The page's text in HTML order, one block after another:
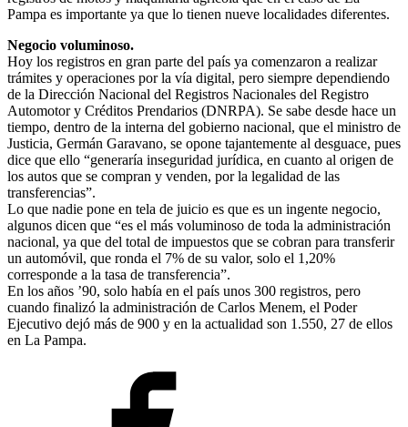
Pampa es importante ya que lo tienen nueve localidades diferentes.
Negocio voluminoso.
Hoy los registros en gran parte del país ya comenzaron a realizar
trámites y operaciones por la vía digital, pero siempre dependiendo
de la Dirección Nacional del Registros Nacionales del Registro
Automotor y Créditos Prendarios (DNRPA). Se sabe desde hace un
tiempo, dentro de la interna del gobierno nacional, que el ministro de
Justicia, Germán Garavano, se opone tajantemente al desguace, pues
dice que ello “generaría inseguridad jurídica, en cuanto al origen de
los autos que se compran y venden, por la legalidad de las
transferencias”.
Lo que nadie pone en tela de juicio es que es un ingente negocio,
algunos dicen que “es el más voluminoso de toda la administración
nacional, ya que del total de impuestos que se cobran para transferir
un automóvil, que ronda el 7% de su valor, solo el 1,20%
corresponde a la tasa de transferencia”.
En los años ’90, solo había en el país unos 300 registros, pero
cuando finalizó la administración de Carlos Menem, el Poder
Ejecutivo dejó más de 900 y en la actualidad son 1.550, 27 de ellos
en La Pampa.